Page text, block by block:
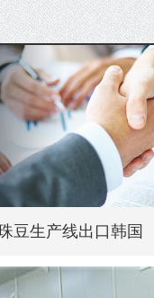
豆生产线出口韩国